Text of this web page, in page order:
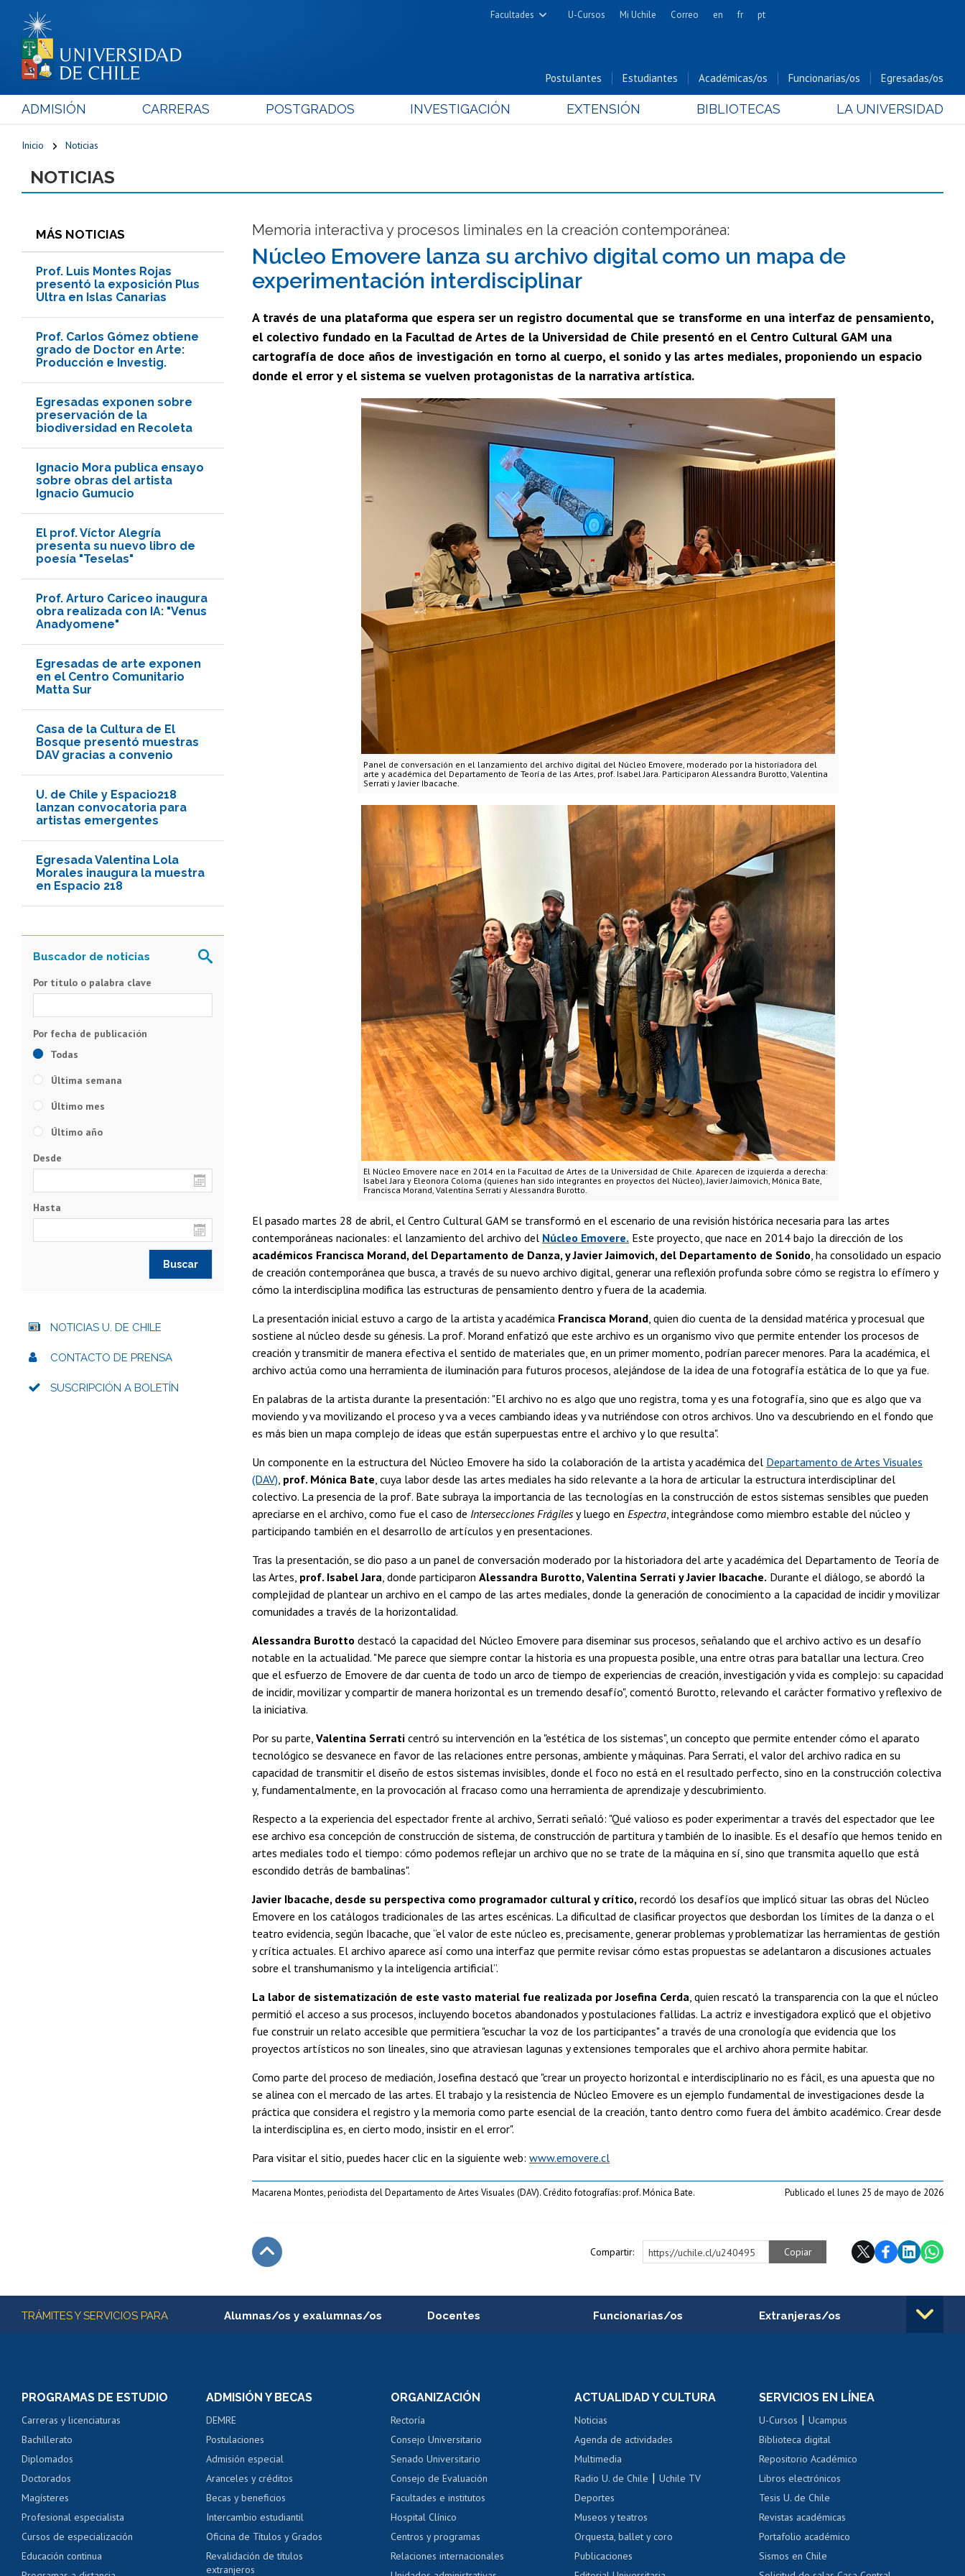
Facultades
Cs. Físicas y Matemáticas
Cs. Forestales y Conservación
Cs. Químicas y Farmacéuticas
Cs. Sociales
Estudios Avanzados en Educación
Estudios Internacionales
Nutrición y Tecnología de
Alimentos
U-Cursos Mi Uchile Correo en fr pt
Postulantes Estudiantes Académicas/os Funcionarias/os Egresadas/os
ADMISIÓN CARRERAS POSTGRADOS INVESTIGACIÓN EXTENSIÓN BIBLIOTECAS LA UNIVERSIDAD
Inicio Noticias
NOTICIAS
MÁS NOTICIAS
Prof. Luis Montes Rojas
presentó la exposición Plus
Ultra en Islas Canarias
Prof. Carlos Gómez obtiene
grado de Doctor en Arte:
Producción e Investig.
Egresadas exponen sobre
preservación de la
biodiversidad en Recoleta
Ignacio Mora publica ensayo
sobre obras del artista
Ignacio Gumucio
El prof. Víctor Alegría
presenta su nuevo libro de
poesía "Teselas"
Prof. Arturo Cariceo inaugura
obra realizada con IA: "Venus
Anadyomene"
Egresadas de arte exponen
en el Centro Comunitario
Matta Sur
Casa de la Cultura de El
Bosque presentó muestras
DAV gracias a convenio
U. de Chile y Espacio218
lanzan convocatoria para
artistas emergentes
Egresada Valentina Lola
Morales inaugura la muestra
en Espacio 218
Memoria interactiva y procesos liminales en la creación contemporánea:
Núcleo Emovere lanza su archivo digital como un mapa de
experimentación interdisciplinar
A través de una plataforma que espera ser un registro documental que se transforme en una interfaz de pensamiento,
el colectivo fundado en la Facultad de Artes de la Universidad de Chile presentó en el Centro Cultural GAM una
cartografía de doce años de investigación en torno al cuerpo, el sonido y las artes mediales, proponiendo un espacio
donde el error y el sistema se vuelven protagonistas de la narrativa artística.
Panel de conversación en el lanzamiento del archivo digital del Núcleo Emovere, moderado por la historiadora del
arte y académica del Departamento de Teoría de las Artes, prof. Isabel Jara. Participaron Alessandra Burotto, Valentina
Serrati y Javier Ibacache.
El Núcleo Emovere nace en 2014 en la Facultad de Artes de la Universidad de Chile. Aparecen de izquierda a derecha:
Isabel Jara y Eleonora Coloma (quienes han sido integrantes en proyectos del Núcleo), Javier Jaimovich, Mónica Bate,
Francisca Morand, Valentina Serrati y Alessandra Burotto.
El pasado martes 28 de abril, el Centro Cultural GAM se transformó en el escenario de una revisión histórica necesaria para las artes
contemporáneas nacionales: el lanzamiento del archivo del Núcleo Emovere. Este proyecto, que nace en 2014 bajo la dirección de los
académicos Francisca Morand, del Departamento de Danza, y Javier Jaimovich, del Departamento de Sonido , ha consolidado un espacio
de creación contemporánea que busca, a través de su nuevo archivo digital, generar una reflexión profunda sobre cómo se registra lo efímero y
cómo la interdisciplina modifica las estructuras de pensamiento dentro y fuera de la academia.
La presentación inicial estuvo a cargo de la artista y académica Francisca Morand , quien dio cuenta de la densidad matérica y procesual que
sostiene al núcleo desde su génesis. La prof. Morand enfatizó que este archivo es un organismo vivo que permite entender los procesos de
creación y transmitir de manera efectiva el sentido de materiales que, en un primer momento, podrían parecer menores. Para la académica, el
archivo actúa como una herramienta de iluminación para futuros procesos, alejándose de la idea de una fotografía estática de lo que ya fue.
En palabras de la artista durante la presentación: "El archivo no es algo que uno registra, toma y es una fotografía, sino que es algo que va
moviendo y va movilizando el proceso y va a veces cambiando ideas y va nutriéndose con otros archivos. Uno va descubriendo en el fondo que
es más bien un mapa complejo de ideas que están superpuestas entre el archivo y lo que resulta".
Un componente en la estructura del Núcleo Emovere ha sido la colaboración de la artista y académica del Departamento de Artes Visuales
(DAV) prof. Mónica Bate , cuya labor desde las artes mediales ha sido relevante a la hora de articular la estructura interdisciplinar del
colectivo. La presencia de la prof. Bate subraya la importancia de las tecnologías en la construcción de estos sistemas sensibles que pueden
apreciarse en el archivo, como fue el caso de Intersecciones Frágilesy luego en Espectra , integrándose como miembro estable del núcleo y
participando también en el desarrollo de artículos y en presentaciones.
Tras la presentación, se dio paso a un panel de conversación moderado por la historiadora del arte y académica del Departamento de Teoría de
las Artes, prof. Isabel Jara , donde participaron Alessandra Burotto, Valentina Serrati y Javier Ibacache. Durante el diálogo, se abordó la
complejidad de plantear un archivo en el campo de las artes mediales, donde la generación de conocimiento a la capacidad de incidir y movilizar
comunidades a través de la horizontalidad.
Alessandra Burotto destacó la capacidad del Núcleo Emovere para diseminar sus procesos, señalando que el archivo activo es un desafío
notable en la actualidad. "Me parece que siempre contar la historia es una propuesta posible, una entre otras para batallar una lectura. Creo
que el esfuerzo de Emovere de dar cuenta de todo un arco de tiempo de experiencias de creación, investigación y vida es complejo: su capacidad
de incidir, movilizar y compartir de manera horizontal es un tremendo desafío", comentó Burotto, relevando el carácter formativo y reflexivo de
la iniciativa.
Por su parte, Valentina Serrati centró su intervención en la "estética de los sistemas", un concepto que permite entender cómo el aparato
tecnológico se desvanece en favor de las relaciones entre personas, ambiente y máquinas. Para Serrati, el valor del archivo radica en su
capacidad de transmitir el diseño de estos sistemas invisibles, donde el foco no está en el resultado perfecto, sino en la construcción colectiva
y, fundamentalmente, en la provocación al fracaso como una herramienta de aprendizaje y descubrimiento.
Respecto a la experiencia del espectador frente al archivo, Serrati señaló: "Qué valioso es poder experimentar a través del espectador que lee
ese archivo esa concepción de construcción de sistema, de construcción de partitura y también de lo inasible. Es el desafío que hemos tenido en
artes mediales todo el tiempo: cómo podemos reflejar un archivo que no se trate de la máquina en sí, sino que transmita aquello que está
escondido detrás de bambalinas".
Javier Ibacache, desde su perspectiva como programador cultural y crítico, recordó los desafíos que implicó situar las obras del Núcleo
Emovere en los catálogos tradicionales de las artes escénicas. La dificultad de clasificar proyectos que desbordan los límites de la danza o el
teatro evidencia, según Ibacache, que “el valor de este núcleo es, precisamente, generar problemas y problematizar las herramientas de gestión
y crítica actuales. El archivo aparece así como una interfaz que permite revisar cómo estas propuestas se adelantaron a discusiones actuales
sobre el transhumanismo y la inteligencia artificial”.
La labor de sistematización de este vasto material fue realizada por Josefina Cerda , quien rescató la transparencia con la que el núcleo
permitió el acceso a sus procesos, incluyendo bocetos abandonados y postulaciones fallidas. La actriz e investigadora explicó que el objetivo
fue construir un relato accesible que permitiera "escuchar la voz de los participantes" a través de una cronología que evidencia que los
proyectos artísticos no son lineales, sino que atraviesan lagunas y extensiones temporales que el archivo ahora permite habitar.
Como parte del proceso de mediación, Josefina destacó que "crear un proyecto horizontal e interdisciplinario no es fácil, es una apuesta que no
se alinea con el mercado de las artes. El trabajo y la resistencia de Núcleo Emovere es un ejemplo fundamental de investigaciones desde la
práctica que considera el registro y la memoria como parte esencial de la creación, tanto dentro como fuera del ámbito académico. Crear desde
la interdisciplina es, en cierto modo, insistir en el error".
Para visitar el sitio, puedes hacer clic en la siguiente web: www.emovere.cl
Macarena Montes, periodista del Departamento de Artes Visuales (DAV). Crédito fotografías: prof. Mónica Bate. Publicado el lunes 25 de mayo de 2026
Compartir: https://uchile.cl/u240495 Copiar
Por título o palabra clave
Todas
Última semana
Último mes
Último año
Desde
Hasta
NOTICIAS U. DE CHILE
CONTACTO DE PRENSA
SUSCRIPCIÓN A BOLETÍN
Más información
TRÁMITES Y SERVICIOS PARA Alumnas/os y exalumnas/os
Consulta y certificado de notas
Servicio médico y dental
Pago de arancel y crédito alumnos
Pago de arancel y crédito exalumnos
Certificado de títulos y grados
Docentes
Perfeccionamiento
Evaluación docente
Calificación académica
Postulación al AUCAI
Funcionarias/os
Portal de movilidad interna
Certificado de renta
Certificado de renta
Gestión de correo uchile
Extranjeras/os
Movilidad Estudiantil
Cursos de español
Acoso laboral, sexual y violencia
PROGRAMAS DE ESTUDIO
Carreras y licenciaturas
Bachillerato
Diplomados
Doctorados
Magísteres
Profesional especialista
Cursos de especialización
Educación continua
ADMISIÓN Y BECAS
DEMRE
Postulaciones
Admisión especial
Aranceles y créditos
Becas y beneficios
Intercambio estudiantil
Oficina de Títulos y Grados
Revalidación de títulos
extranjeros
ORGANIZACIÓN
Rectoría
Consejo Universitario
Senado Universitario
Consejo de Evaluación
Facultades e institutos
Hospital Clínico
Centros y programas
Relaciones internacionales
ACTUALIDAD Y CULTURA
Noticias
Agenda de actividades
Multimedia
Radio U. de Chile |Uchile TV
Deportes
Museos y teatros
Orquesta, ballet y coro
Publicaciones
SERVICIOS EN LÍNEA
U-Cursos |Ucampus
Biblioteca digital
Repositorio Académico
Libros electrónicos
Tesis U. de Chile
Revistas académicas
Portafolio académico
Sismos en Chile